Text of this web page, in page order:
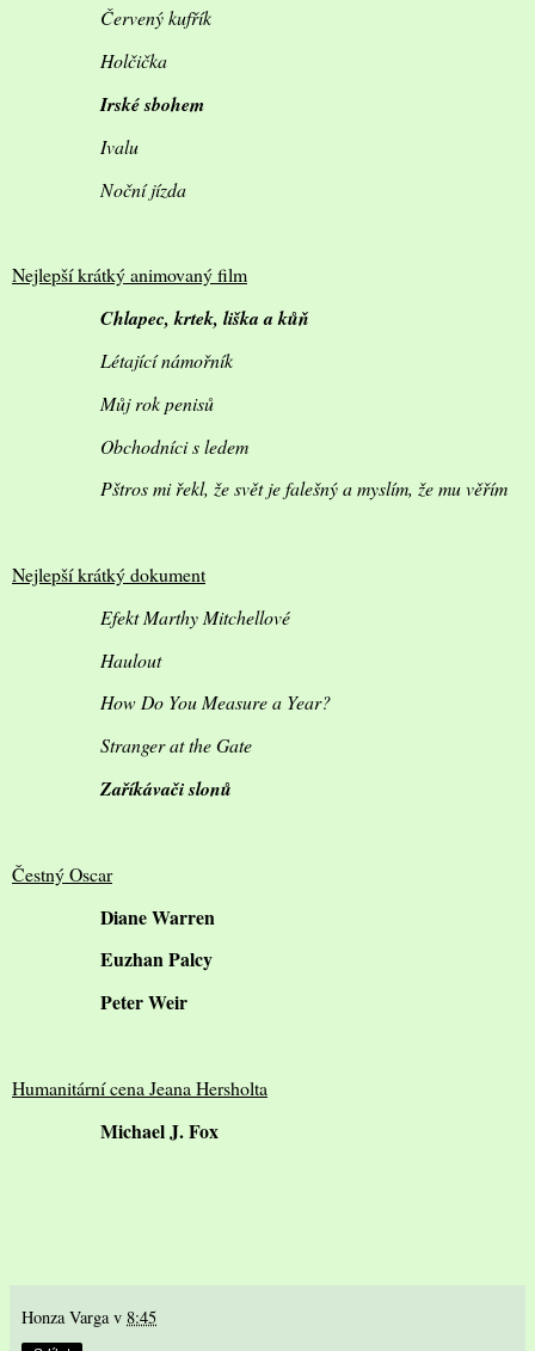
Červený kufřík
Holčička
Irské sbohem
Ivalu
Noční jízda
Nejlepší krátký animovaný film
Chlapec, krtek, liška a kůň
Létající námořník
Můj rok penisů
Obchodníci s ledem
Pštros mi řekl, že svět je falešný a myslím, že mu věřím
Nejlepší krátký dokument
Efekt Marthy Mitchellové
Haulout
How Do You Measure a Year?
Stranger at the Gate
Zaříkávači slonů
Čestný Oscar
Diane Warren
Euzhan Palcy
Peter Weir
Humanitární cena Jeana Hersholta
Michael J. Fox
Honza Varga v 8:45